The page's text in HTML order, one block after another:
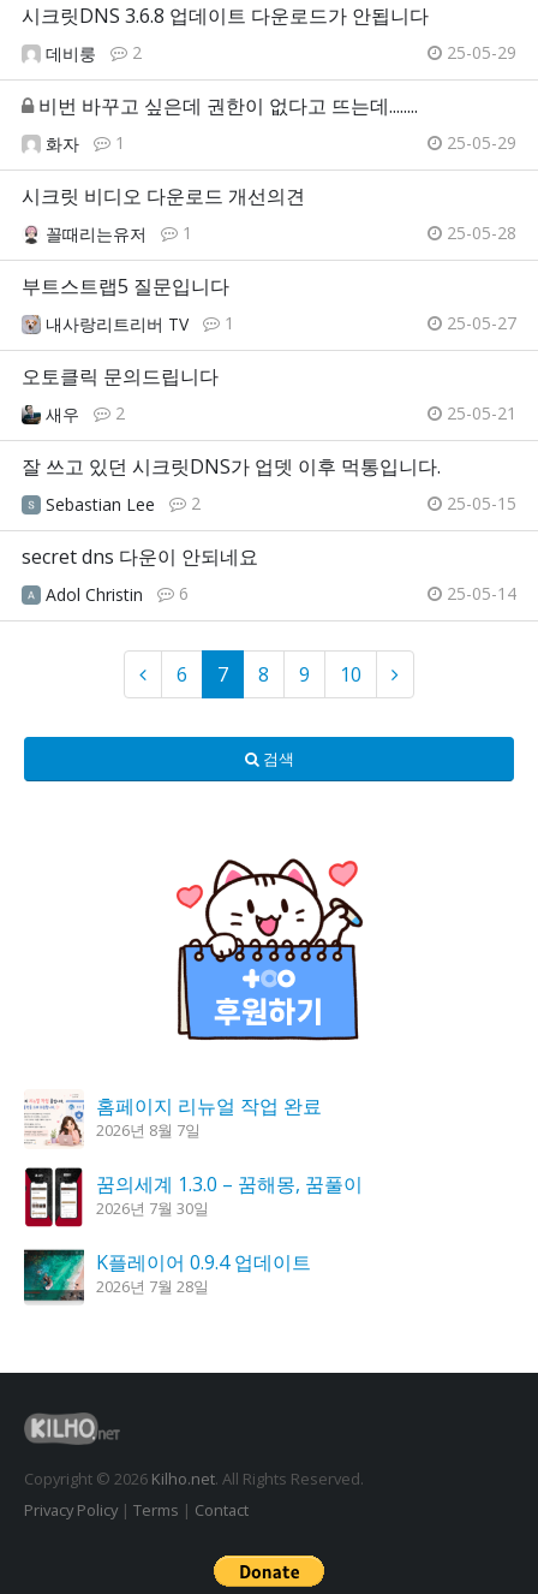
시크릿DNS 3.6.8 업데이트 다운로드가 안됩니다
데비룽 2 25-05-29
비번 바꾸고 싶은데 권한이 없다고 뜨는데........
화자 1 25-05-29
시크릿 비디오 다운로드 개선의견
꼴때리는유저 1 25-05-28
부트스트랩5 질문입니다
내사랑리트리버 TV 1 25-05-27
오토클릭 문의드립니다
새우 2 25-05-21
잘 쓰고 있던 시크릿DNS가 업뎃 이후 먹통입니다.
Sebastian Lee 2 25-05-15
secret dns 다운이 안되네요
Adol Christin 6 25-05-14
6 7 8 9 10
검색
홈페이지 리뉴얼 작업 완료
2026년 8월 7일
꿈의세계 1.3.0 – 꿈해몽, 꿈풀이
2026년 7월 30일
K플레이어 0.9.4 업데이트
2026년 7월 28일
시크릿DNS 3.9.3 업데이트
2026년 7월 30일
Copyright © 2026 Kilho.net. All Rights Reserved.
Privacy Policy| Terms | Contact